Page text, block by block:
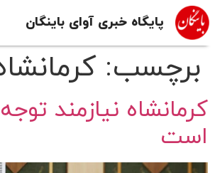
پایگاه خبری آوای باینگان
برچسب:
کرمانشاه نیازمند
است